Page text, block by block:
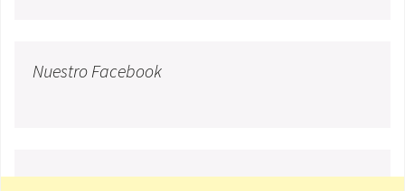
Nuestro Facebook